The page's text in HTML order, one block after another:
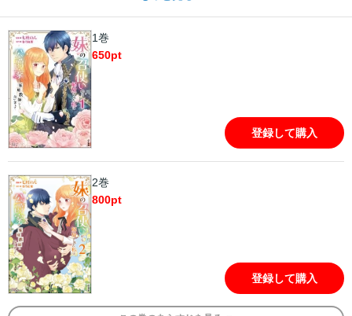
とに。 寡黙な騎士・メルヒオール=ラシュレ。 鉄仮面の異名を持つ
彼の以外な一面を知り、コレットは次第に心ひかれていく――。
1巻
650pt
登録して購入
2巻
800pt
登録して購入